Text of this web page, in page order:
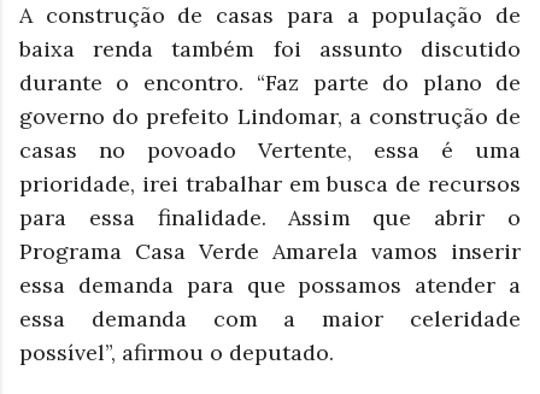
A construção de casas para a população de
baixa renda também foi assunto discutido
durante o encontro. “Faz parte do plano de
governo do prefeito Lindomar, a construção de
casas no povoado Vertente, essa é uma
prioridade, irei trabalhar em busca de recursos
para essa finalidade. Assim que abrir o
Programa Casa Verde Amarela vamos inserir
essa demanda para que possamos atender a
essa demanda com a maior celeridade
possível”, afirmou o deputado.